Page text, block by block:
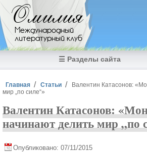
Перейти к основному содержанию
Омилия
Международный
литературный клуб
☰ Разделы сайта
Вы здесь
Главная Статьи
Валентин Катасонов:
мир „по силе“»
Валентин Катасонов:
начинают делить мир „по
Опубликовано: 07/11/2015